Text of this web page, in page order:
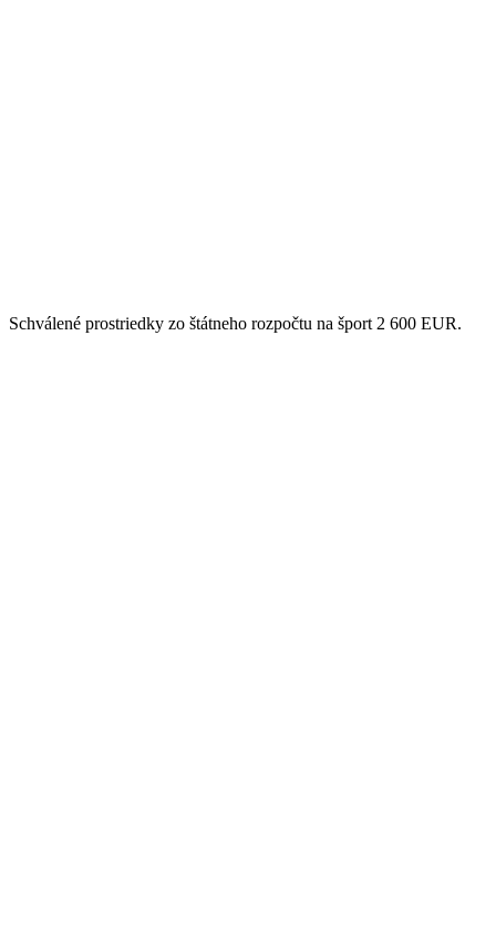
Schválené prostriedky zo štátneho rozpočtu na šport 2 600 EUR.